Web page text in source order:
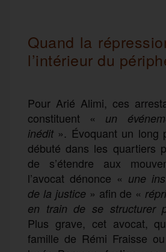
Quand la
l’intérieur du
Pour Arié Alimi, ces
constituent « un
inédit». Évoquant un long
débuté dans les quartiers
de s’étendre aux
l’avocat dénonce « une
de la justice» afin de «
en train de se structurer
Plus grave, cet avocat,
famille de Rémi Fraisse